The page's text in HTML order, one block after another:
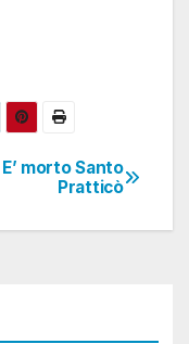
E’ morto Santo
Pratticò